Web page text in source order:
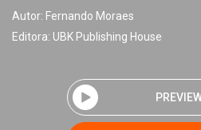
Autor: Fernando Moraes
Editora: UBK Publishing House